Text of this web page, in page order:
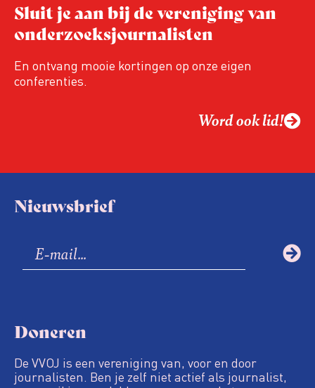
Sluit je aan bij de vereniging van
onderzoeksjournalisten
En ontvang mooie kortingen op onze eigen
conferenties.
Word ook lid!
Nieuwsbrief
Doneren
De VVOJ is een vereniging van, voor en door
journalisten. Ben je zelf niet actief als journalist,